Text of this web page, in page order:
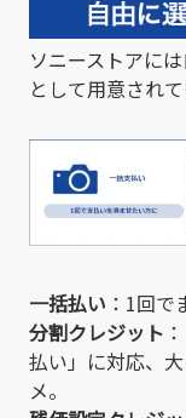
ソニーストアに
として用意されて
一括払い ：1回で
分割クレジット
払い」に対応、
メ。